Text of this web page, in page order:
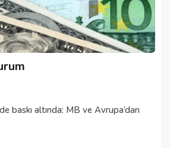
baskı altında: MB ve Avrupa’dan